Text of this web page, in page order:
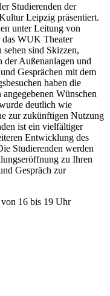
Studierenden der
Leipzig präsentiert.
unter Leitung von
WUK Theater
sind Skizzen,
Außenanlagen und
Gesprächen mit dem
haben die
Wünschen
deutlich wie
zur zukünftigen Nutzung
ist ein vielfältiger
Entwicklung des
Studierenden werden
zu Ihren
Gespräch zur
16 bis 19 Uhr